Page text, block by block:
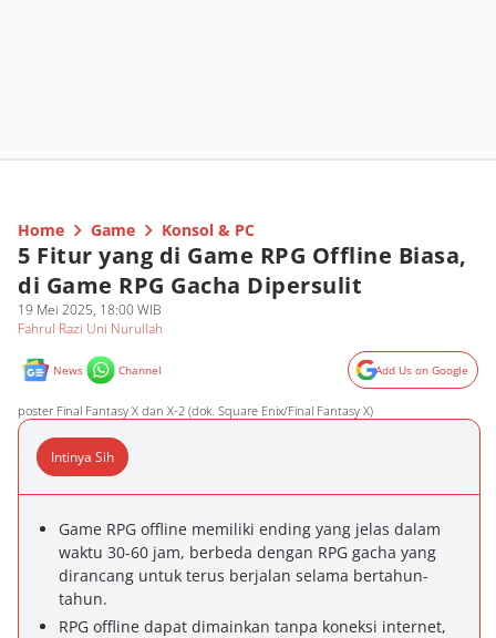
Home Game Konsol & PC
5 Fitur yang di Game RPG Offline Biasa,
di Game RPG Gacha Dipersulit
19 Mei 2025, 18:00 WIB
Fahrul Razi Uni Nurullah
News Channel Add Us on Google
poster Final Fantasy X dan X-2 (dok. Square Enix/Final Fantasy X)
Intinya Sih
Game RPG offline memiliki ending yang jelas dalam
waktu 30-60 jam, berbeda dengan RPG gacha yang
dirancang untuk terus berjalan selama bertahun-
tahun.
RPG offline dapat dimainkan tanpa koneksi internet,